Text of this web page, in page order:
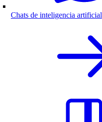
Chats de inteligencia artificial